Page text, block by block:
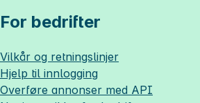
For bedrifter
Vilkår og retningslinjer
Hjelp til innlogging
Overføre annonser med API